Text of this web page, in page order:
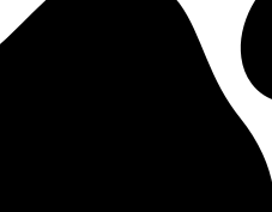
Core W Mix Cordura
BDS